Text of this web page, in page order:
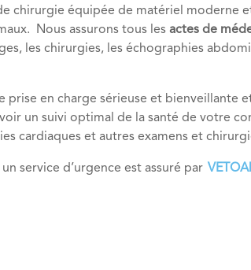
chirurgie équipée de matériel moderne
Nous assurons tous les actes de
les chirurgies, les échographies
prise en charge sérieuse et bienveillante
un suivi optimal de la santé de votre
cardiaques et autres examens et
service d’urgence est assuré par